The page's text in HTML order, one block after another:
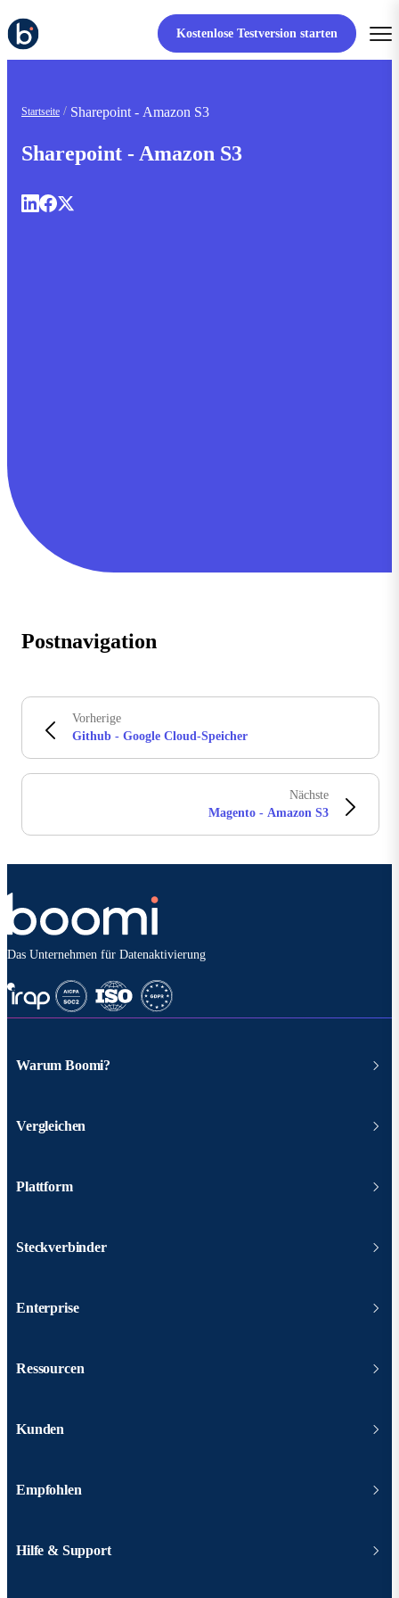
Kostenlose Testversion starten
Startseite Sharepoint - Amazon S3
Sharepoint - Amazon S3
Postnavigation
Vorherige
Github - Google Cloud-Speicher
Nächste
Magento - Amazon S3
Das Unternehmen für Datenaktivierung
Warum Boomi?
Vergleichen
Plattform
Steckverbinder
Enterprise
Ressourcen
Kunden
Empfohlen
Hilfe & Support